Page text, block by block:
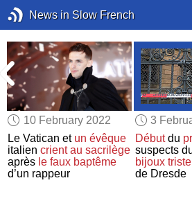
News in Slow French
10 February 2022
Le Vatican et un évêque
italiencrient au sacrilège
après le faux baptême
d’un rappeur
3
Débutdu
suspects
bijoux
de Dresde